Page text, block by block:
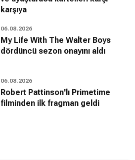
karşıya
06.08.2026
My Life With The Walter Boys
dördüncü sezon onayını aldı
06.08.2026
Robert Pattinson'lı Primetime
filminden ilk fragman geldi